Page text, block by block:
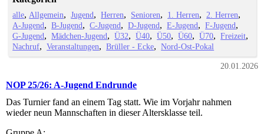
alle Allgemein Jugend Herren Senioren 1. Herren
2. Herren
A-Jugend
B-Jugend C-Jugend D-Jugend E-Jugend
F-Jugend
G-Jugend
Mädchen-Jugend Ü32 Ü40 Ü50 Ü60 Ü70
Freizeit
Nachruf
Veranstaltungen Brüller - Ecke Nord-Ost-Pokal
20.01.2026
NOP 25/26: A-Jugend Endrunde
Das Turnier fand an einem Tag statt. Wie im Vorjahr nahmen
wieder neun Mannschaften in dieser Altersklasse teil.